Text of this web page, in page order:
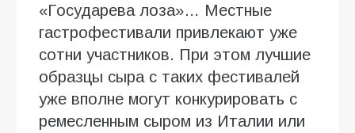
«Государева лоза»… Местные
гастрофестивали привлекают уже
сотни участников. При этом лучшие
образцы сыра с таких фестивалей
уже вполне могут конкурировать с
ремесленным сыром из Италии или